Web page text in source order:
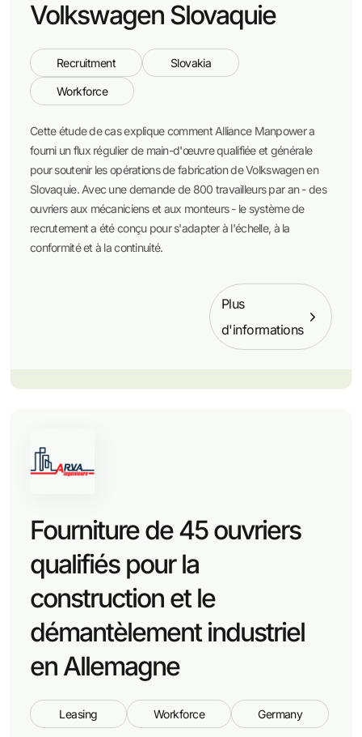
Volkswagen Slovaquie
Recruitment Slovakia
Workforce
Cette étude de cas explique comment Alliance Manpower a
fourni un flux régulier de main-d'œuvre qualifiée et générale
pour soutenir les opérations de fabrication de Volkswagen en
Slovaquie. Avec une demande de 800 travailleurs par an - des
ouvriers aux mécaniciens et aux monteurs - le système de
recrutement a été conçu pour s'adapter à l'échelle, à la
conformité et à la continuité.
Plus
d'informations
Fourniture de 45 ouvriers
qualifiés pour la
construction et le
démantèlement industriel
en Allemagne
Leasing Workforce Germany